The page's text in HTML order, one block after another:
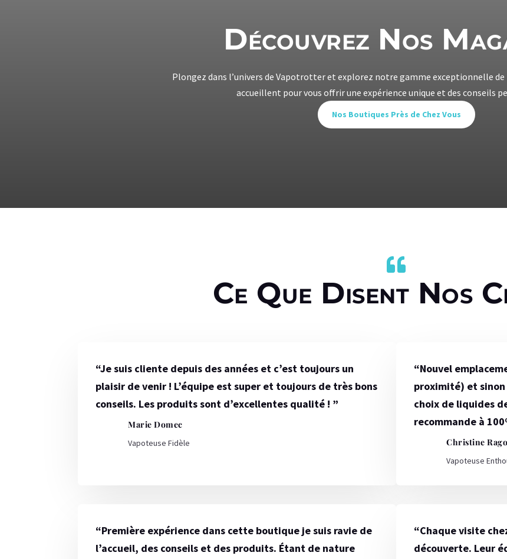
Découvrez Nos
Plongez dans l’univers de Vapotrotter et explorez notre gamme exceptionnelle de
accueillent pour vous offrir une expérience unique et des conseils
Nos Boutiques Près de Chez Vous

Ce Que Disent Nos
“Je suis cliente depuis des années et c’est toujours un
plaisir de venir ! L’équipe est super et toujours de très bons
conseils. Les produits sont d’excellentes qualité ! ”
Marie Domec
Vapoteuse Fidèle
“Nouvel
proximité) et sinon
choix de liquides
recommande à
Christine
Vapoteuse
“Première expérience dans cette boutique je suis ravie de
l’accueil, des conseils et des produits. Étant de nature
“Chaque visite
découverte. Leur